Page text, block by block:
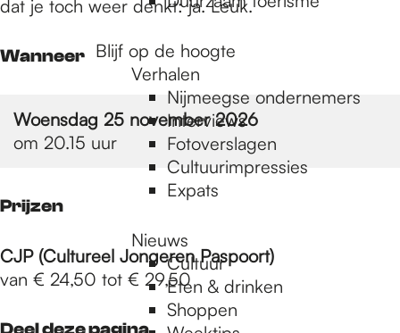
Blijf op de hoogte
Verhalen
Nijmeegse ondernemers
Interviews
Fotoverslagen
Cultuurimpressies
Expats
Nieuws
Cultuur
Eten & drinken
Shoppen
dat je toch weer denkt: ja. Leuk.
Wanneer
Woensdag 25 november 2026
om 20.15 uur
Prijzen
CJP (Cultureel Jongeren Paspoort)
van € 24,50 tot € 29,50